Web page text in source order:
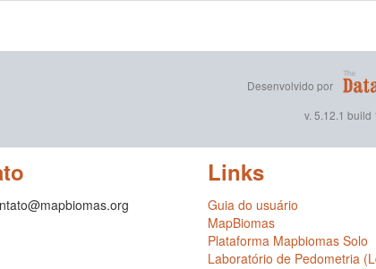
Desenvolvido por
v. 5.12.1 build
Links
Guia do usuário
MapBiomas
Plataforma Mapbiomas Solo
Laboratório de Pedometria